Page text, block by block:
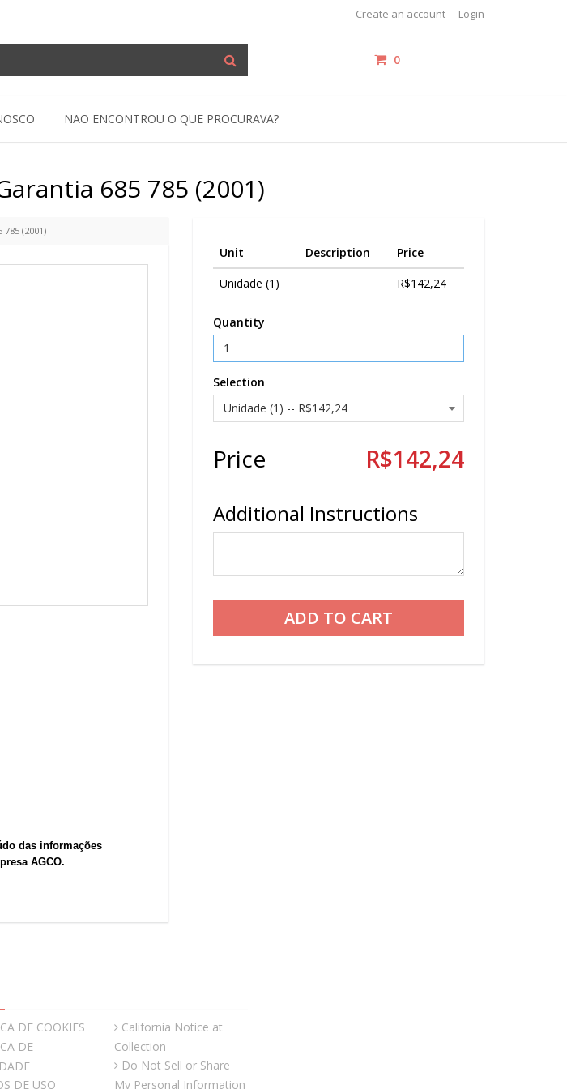
Create an account Login
0
NÃO ENCONTROU O QUE PROCURAVA?
685 785 (2001)
Unit Description
Price
Unidade (1)
R$142,24
Quantity
Selection
Price R$142,24
Additional Instructions
(2001)
das informações
AGCO.
DE COOKIES
DE
DE USO
California Notice at
Collection
Do Not Sell or Share
My Personal Information